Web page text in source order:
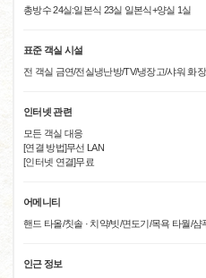
총방수 24실:일본식 23실 일본식+양실 1실
표준 객실 시설
전 객실 금연/전실냉난방/TV/냉장고/샤워 화
인터넷 관련
모든 객실 대응
[연결 방법]무선 LAN
[인터넷 연결]무료
어메니티
핸드 타올/칫솔 · 치약/빗/면도기/목욕 타월/
인근 정보